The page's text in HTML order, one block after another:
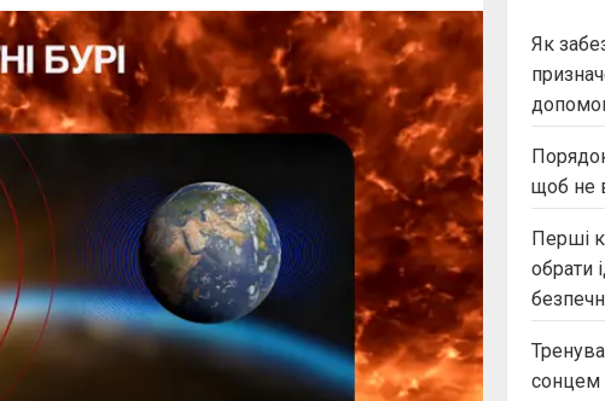
Як
щоб не
Перші
обрати
сонцем